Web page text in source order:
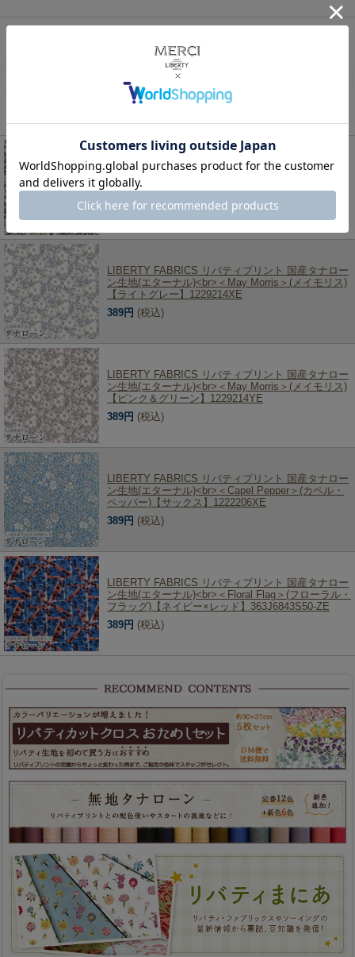
May Morris＞(メイ・モリス)【サックス】1229214UE
この商品を見た人は、こちらの商品もチェックしています！
LIBERTY FABRICS リバティプリント 国産タナロー
ン生地(エターナル)<br>＜May Morris＞(メイモリス)
【グレー系】1229214VE
389円 (税込)
LIBERTY FABRICS リバティプリント 国産タナロー
ン生地(エターナル)<br>＜May Morris＞(メイモリス)
【ライトグレー】1229214XE
389円 (税込)
LIBERTY FABRICS リバティプリント 国産タナロー
ン生地(エターナル)<br>＜May Morris＞(メイモリス)
【ピンク＆グリーン】1229214YE
389円 (税込)
LIBERTY FABRICS リバティプリント 国産タナロー
ン生地(エターナル)<br>＜Capel Pepper＞(カペル・
ペッパー)【サックス】1222206XE
389円 (税込)
LIBERTY FABRICS リバティプリント 国産タナロー
ン生地(エターナル)<br>＜Floral Flag＞(フローラル・
フラッグ)【ネイビー×レッド】363J6843S50-ZE
389円 (税込)